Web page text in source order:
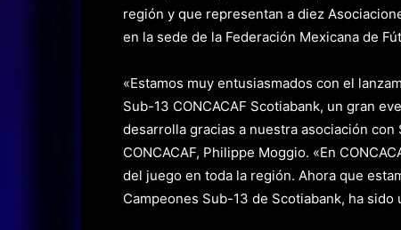
región y que representan a diez
en la sede de la Federación Mexicana de
«Estamos muy entusiasmados con el
Sub-13 CONCACAF Scotiabank, un gran
desarrolla gracias a nuestra asociación
CONCACAF, Philippe Moggio. «En
del juego en toda la región. Ahora que
Campeones Sub-13 de Scotiabank, ha